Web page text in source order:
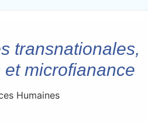
transnationales,
microfianance
Humaines